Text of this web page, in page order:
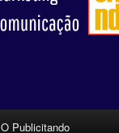
O Publicitando